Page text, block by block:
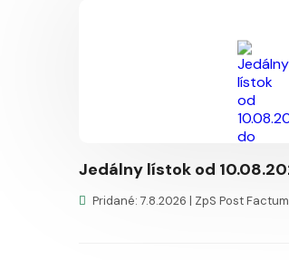
Jedálny lístok od
Pridané: 7.8.2026 | ZpS Post Factum